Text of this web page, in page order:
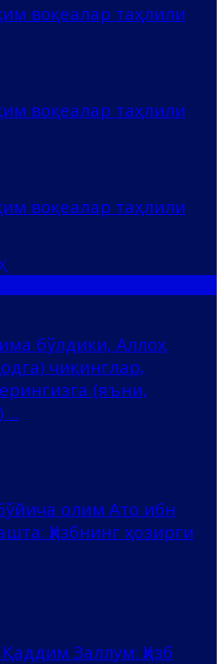
воқеалар таҳлили
воқеалар таҳлили
воқеалар таҳлили
бўлдики, Аллоҳ
чиқинглар,
(яъни,
олим Ато ибн
Ҳизбнинг ҳозирги
Заллум: Ҳизб